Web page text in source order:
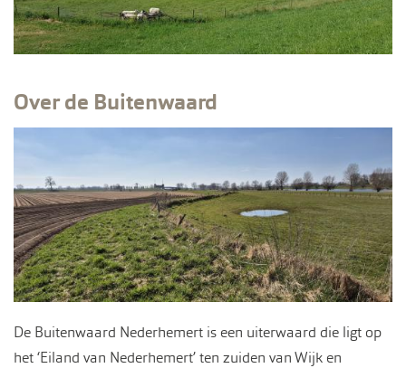
Over de Buitenwaard
De Buitenwaard Nederhemert is een uiterwaard die ligt op
het ‘Eiland van Nederhemert’ ten zuiden van Wijk en